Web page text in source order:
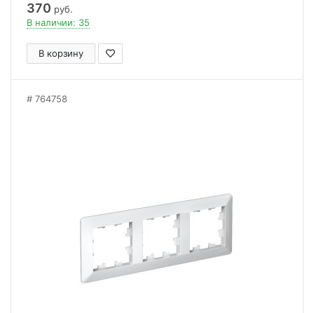
370 руб.
В наличии: 35
В корзину
764758